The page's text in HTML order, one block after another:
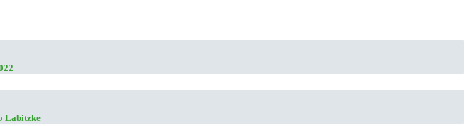
Labitzke